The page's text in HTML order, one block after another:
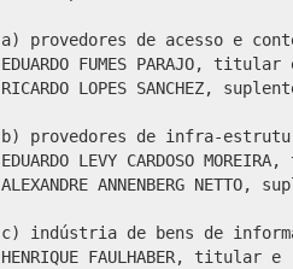
a) provedores de acesso e
EDUARDO FUMES PARAJO, titular
RICARDO LOPES SANCHEZ,
b) provedores de infra-
EDUARDO LEVY CARDOSO
ALEXANDRE ANNENBERG NETTO,
c) indústria de bens de
HENRIQUE FAULHABER, titular e